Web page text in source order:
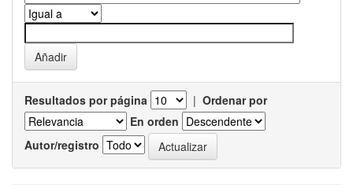
Resultados por página | Ordenar por
En orden
Autor/registro